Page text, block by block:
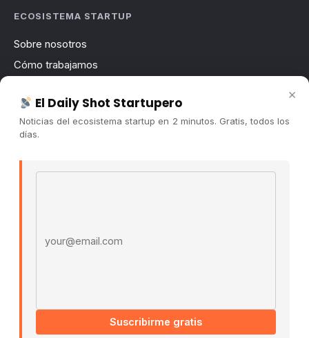
ECOSISTEMA STARTUP
Sobre nosotros
Cómo trabajamos
Contacto
Publicidad
Políticas De Privacidad · Términos De Uso
×
El Daily Shot Startupero
Noticias del ecosistema startup en 2 minutos. Gratis, todos los
días.
Suscribirme gratis